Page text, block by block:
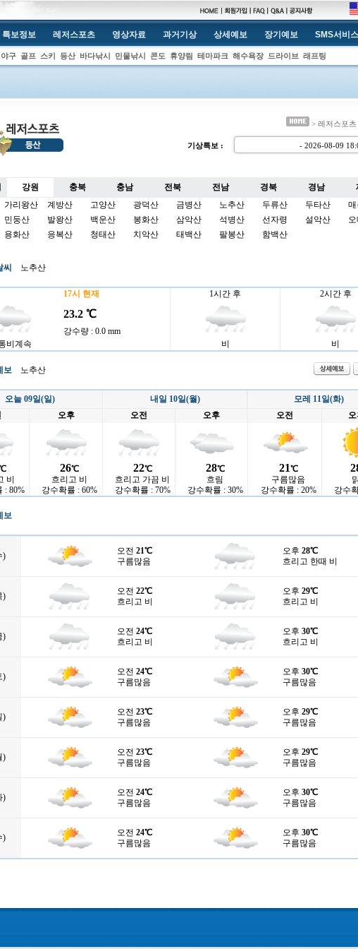
특보정보 레저스포츠 영상자료 과거기상 상세예보 장기예보 SMS서비스
야구 골프 스키 등산 바다낚시 민물낚시 콘도 휴양림 테마파크 해수욕장 드라이브 래프팅
> 레저스포츠
기상특보 : - 2026-08-09
강원 충북 충남 전북 전남 경북 경남
가리왕산 계방산 고양산 광덕산 금병산 노추산 두류산 두타산
민둥산 발왕산 백운산 봉화산 삼악산 석병산 선자령 설악산
용화산 응복산 청태산 치악산 태백산 팔봉산 함백산
씨 노추산
비계속
17시 현재
23.2 ℃
강수량 : 0.0 mm
1시간 후
비
2시간 후
비
보 노추산
오늘 09일(일) 내일 10일(월)
모레 11일(화)
오후 오전 오후 오전 오
비
: 80%
26℃
흐리고 비
강수확률 : 60%
22℃
흐리고 가끔 비
강수확률 : 70%
28℃
흐림
강수확률 : 30%
21℃
구름많음
강수확률 : 20%
강수
보
) 오전 21℃
구름많음
오후 28℃
흐리고 한때 비
) 오전 22℃
흐리고 비
오후 29℃
흐리고 비
) 오전 24℃
흐리고 비
오후 30℃
흐리고 비
) 오전 24℃
구름많음
오후 30℃
구름많음
) 오전 23℃
구름많음
오후 29℃
구름많음
) 오전 23℃
구름많음
오후 29℃
구름많음
) 오전 24℃
구름많음
오후 30℃
구름많음
) 오전 24℃
구름많음
오후 30℃
구름많음